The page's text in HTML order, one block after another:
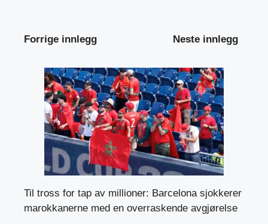
Forrige innlegg Neste innlegg
Til tross for tap av millioner: Barcelona sjokkerer
marokkanerne med en overraskende avgjørelse